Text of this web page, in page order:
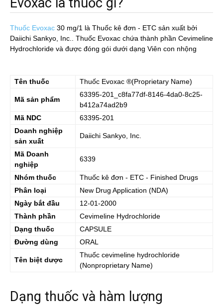
Thuốc Evoxac 30 mg/1 là Thuốc kê đơn - ETC sản xuất bởi
Daiichi Sankyo, Inc.. Thuốc Evoxac chứa thành phần Cevimeline
Hydrochloride và được đóng gói dưới dạng Viên con nhộng
Tên thuốc Thuốc Evoxac ®(Proprietary Name)
Mã sản phẩm
63395-201_c8fa77df-8146-4da0-8c25-
b412a74ad2b9
Mã NDC
63395-201
Doanh nghiệp
sản xuất
Daiichi Sankyo, Inc.
Mã Doanh
nghiệp
6339
Nhóm thuốc
Thuốc kê đơn - ETC - Finished Drugs
Phân loại
New Drug Application (NDA)
Ngày bắt đầu
12-01-2000
Thành phần
Cevimeline Hydrochloride
Dạng thuốc
CAPSULE
Đường dùng
ORAL
Tên biệt dược
Thuốc cevimeline hydrochloride
(Nonproprietary Name)
Dạng thuốc và hàm lượng